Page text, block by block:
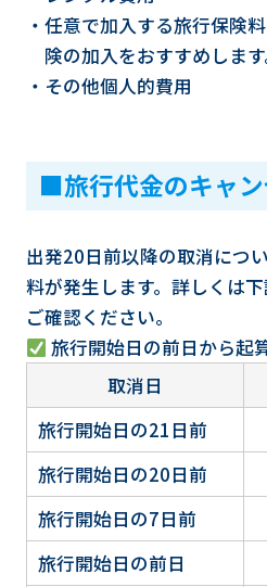
・任意で加入する旅行保険
険の加入をおすすめしま
・その他個人的費用
■旅行代金のキャ
出発20日前以降の取消につ
料が発生します。詳しくは
ご確認ください。
旅行開始日の前日から起
取消日
旅行開始日の21日前
旅行開始日の20日前
旅行開始日の7日前
旅行開始日の前日